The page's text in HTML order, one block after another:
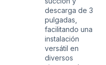
descarga de 3
pulgadas,
facilitando una
instalación
versátil en
diversos